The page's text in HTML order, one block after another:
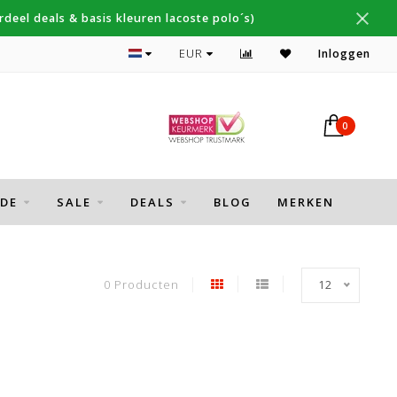
deals & basis kleuren lacoste polo´s)
Topmerken Thomas Maine, Cavallaro, Desoto
EUR Inloggen
0
SALE DEALS BLOG MERKEN
0 Producten 12